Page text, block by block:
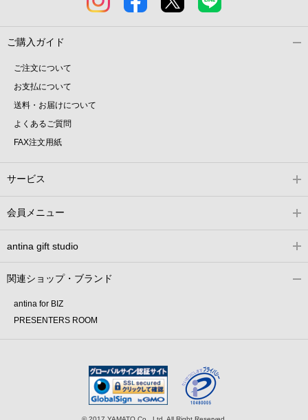
ご購入ガイド
ご注文について
お支払について
送料・お届けについて
よくあるご質問
FAX注文用紙
サービス
会員メニュー
antina gift studio
関連ショップ・ブランド
antina for BIZ
PRESENTERS ROOM